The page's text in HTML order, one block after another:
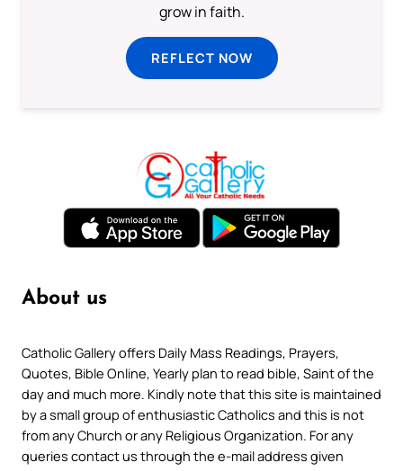
grow in faith.
REFLECT NOW
About us
Catholic Gallery offers Daily Mass Readings, Prayers,
Quotes, Bible Online, Yearly plan to read bible, Saint of the
day and much more. Kindly note that this site is maintained
by a small group of enthusiastic Catholics and this is not
from any Church or any Religious Organization. For any
queries contact us through the e-mail address given